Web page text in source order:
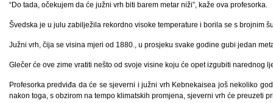
“Do tada, očekujem da će južni vrh biti barem metar niži”, kaže ova profesorka.
Švedska je u julu zabilježila rekordno visoke temperature i borila se s brojnim
Južni vrh, čija se visina mjeri od 1880., u prosjeku svake godine gubi jedan
Glečer će ove zime vratiti nešto od svoje visine koju će opet izgubiti narednog
Profesorka predviđa da će se sjeverni i južni vrh Kebnekaisea još nekoliko
nakon toga, s obzirom na tempo klimatskih promjena, sjeverni vrh će preuzeti